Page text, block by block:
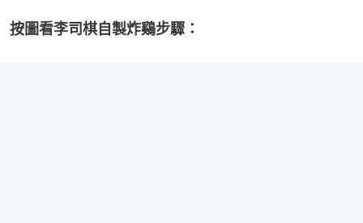
按圖看李司棋自製炸鷄步驟：